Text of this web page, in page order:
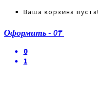
Ваша корзина пуста!
Оформить- 0₸
0
1